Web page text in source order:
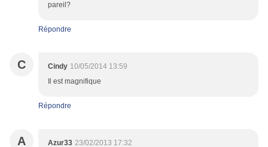
pareil?
Répondre
C Cindy 10/05/2014 13:59
Il est magnifique
Répondre
A Azur33 23/02/2013 17:32